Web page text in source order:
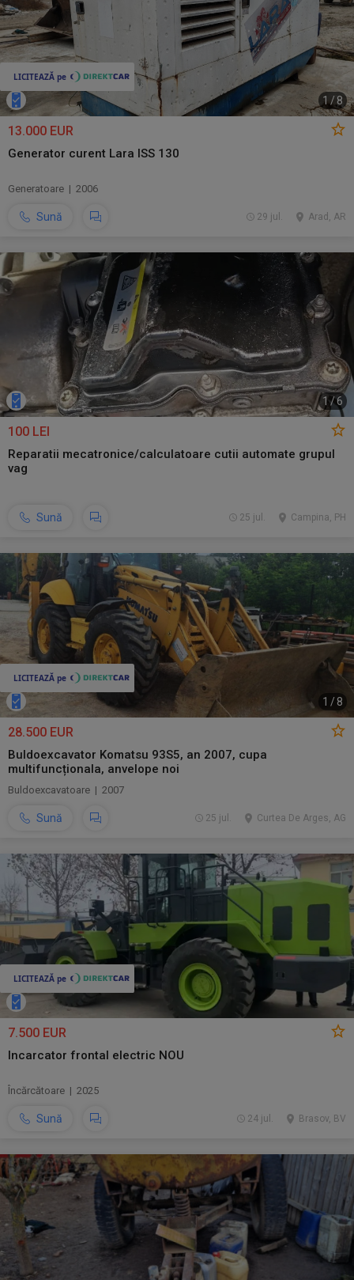
1 /8
13.000 EUR
Generator curent Lara ISS 130
Generatoare | 2006
Sună Arad, AR
29 jul.
1/6
100 LEI
Reparatii mecatronice/calculatoare cutii automate grupul
vag
Sună Campina, PH
25 jul.
1 / 8
28.500 EUR
Buldoexcavator Komatsu 93S5, an 2007, cupa
multifuncționala, anvelope noi
Buldoexcavatoare | 2007
Sună Curtea De Arges, AG
25 jul.
7.500 EUR
Incarcator frontal electric NOU
Încărcătoare | 2025
Sună Brasov, BV
24 jul.